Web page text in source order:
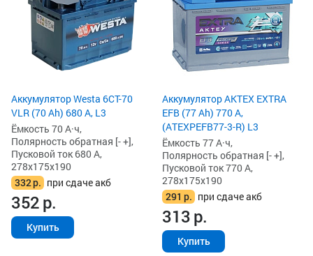
Аккумулятор Westa 6СТ-70
VLR (70 Ah) 680 А, L3
Ёмкость 70 А·ч,
Полярность обратная [- +],
Пусковой ток 680 А,
278x175x190
332р. при сдаче акб
352р.
Купить
Аккумулятор AKTEX EXTRA
EFB (77 Ah) 770 А,
(ATEXPEFB77-3-R) L3
Ёмкость 77 А·ч,
Полярность обратная [- +],
Пусковой ток 770 А,
278x175x190
291 р. при сдаче акб
313р.
Купить